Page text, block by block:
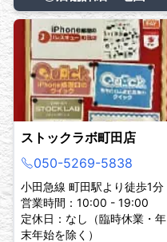
ストックラボ町田店
050-5269-5838
小田急線 町田駅より徒歩1分
営業時間：10:00 - 19:00
定休日：なし（臨時休業・年
末年始を除く）